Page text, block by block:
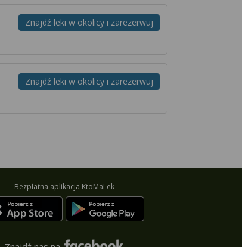
Znajdź leki w okolicy i zarezerwuj
Znajdź leki w okolicy i zarezerwuj
Bezpłatna aplikacja KtoMaLek